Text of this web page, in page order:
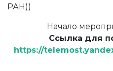
РАН))
Начало
Ссылка для
https://